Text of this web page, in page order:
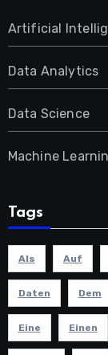
Artificial
Data Analytics
Data Science
Machine
Tags
Als Auf
Daten Dem
Eine Einen